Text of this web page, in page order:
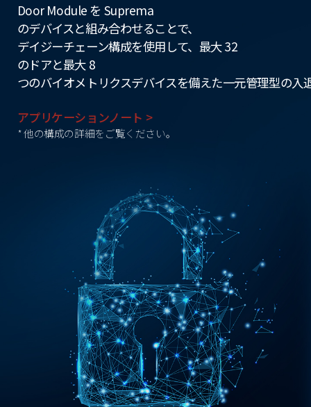
Door Module を Suprema
のデバイスと組み合わせることで、
デイジーチェーン構成を使用して、最大 32
のドアと最大 8
つのバイオメトリクスデバイスを備えた一元管理型の
アプリケーションノート >
* 他の構成の詳細をご覧ください。